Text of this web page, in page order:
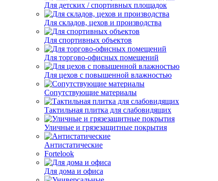
Для детских / спортивных площадок
Для складов, цехов и производства
Для спортивных объектов
Для торгово-офисных помещений
Для цехов с повышенной влажностью
Сопутствующие материалы
Тактильная плитка для слабовидящих
Уличные и грязезащитные покрытия
Антистатические
Fortelook
Для дома и офиса